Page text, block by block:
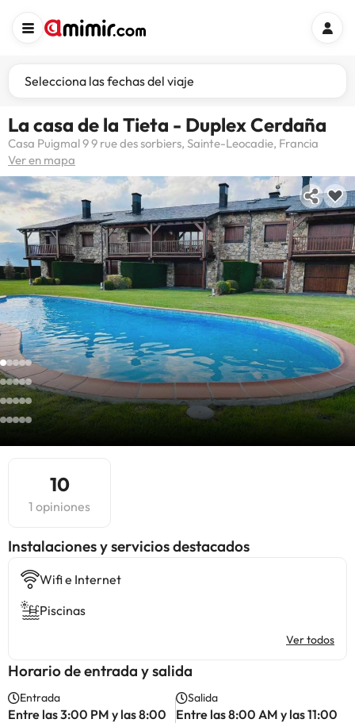
Selecciona las fechas del viaje
La casa de la Tieta - Duplex Cerdaña
Casa Puigmal 9 9 rue des sorbiers, Sainte-Leocadie, Francia
Ver en mapa
10
1 opiniones
Instalaciones y servicios destacados
Wifi e Internet
Piscinas
Ver todos
Horario de entrada y salida
Entrada
Entre las 3:00 PM y las 8:00
Salida
Entre las 8:00 AM y las 11:00